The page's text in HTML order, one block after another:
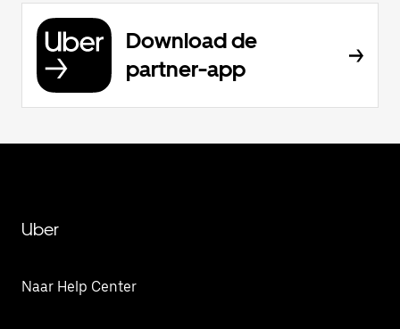
Download de
partner-app
Uber
Naar Help Center